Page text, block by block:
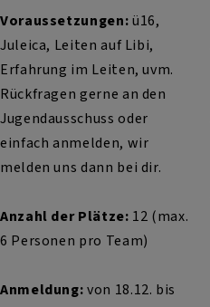
Voraussetzungen:ü16,
Juleica, Leiten auf Libi,
Erfahrung im Leiten, uvm.
Rückfragen gerne an den
Jugendausschuss oder
einfach anmelden, wir
melden uns dann bei dir.
Anzahl der Plätze: 12 (max.
6 Personen pro Team)
Anmeldung:von 18.12. bis